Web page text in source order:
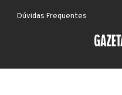
Dúvidas Frequentes